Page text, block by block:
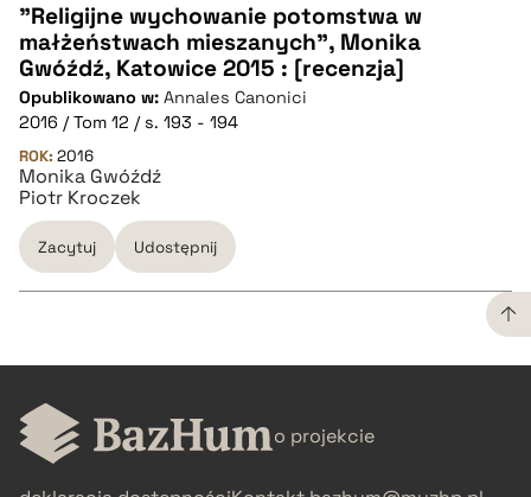
CZYSTY TEKST
pobierz cytat
BIBTEX
pobierz cytat
"Religijne wychowanie potomstwa w
małżeństwach mieszanych", Monika
Gwóźdź, Katowice 2015 : [recenzja]
Opublikowano w: Annales Canonici
2016 / Tom 12 / s. 193 - 194
ROK: 2016
Monika Gwóźdź
Piotr Kroczek
Zacytuj Udostępnij
CZYSTY TEKST
pobierz cytat o projekcie